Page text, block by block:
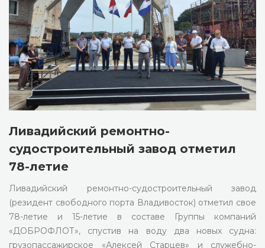
Ливадийский ремонтно-
судостроительный завод отметил
78-летие
Ливадийский ремонтно-судостроительный завод
(резидент свободного порта Владивосток) отметил свое
78-летие и 15-летие в составе Группы компаний
«ДОБРОФЛОТ», спустив на воду два новых судна:
грузопассажирское «Алексей Старцев» и служебно-